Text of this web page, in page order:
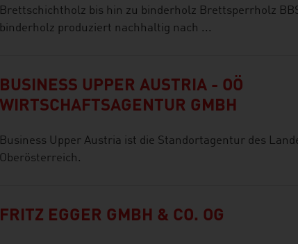
Brettschichtholz bis hin zu binderholz Brettsperrholz
binderholz produziert nachhaltig nach ...
BUSINESS UPPER AUSTRIA - OÖ
WIRTSCHAFTSAGENTUR GMBH
Business Upper Austria ist die Standortagentur des
Oberösterreich.
FRITZ EGGER GMBH & CO. OG